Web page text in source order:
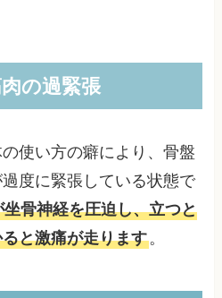
の過緊張
使い方の癖により、骨盤
度に緊張している状態で
骨神経を圧迫し、立つと
と激痛が走ります。